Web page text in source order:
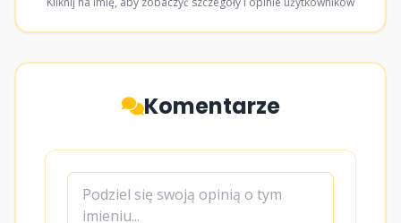
Komentarze